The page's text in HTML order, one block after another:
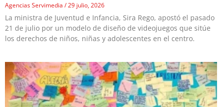
Agencias Servimedia 29 julio, 2026
La ministra de Juventud e Infancia, Sira Rego, apostó el pasado
21 de julio por un modelo de diseño de videojuegos que sitúe
los derechos de niños, niñas y adolescentes en el centro.